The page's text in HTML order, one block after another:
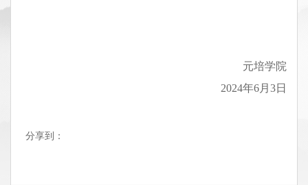
元培学院
2024年6月3日
分享到：